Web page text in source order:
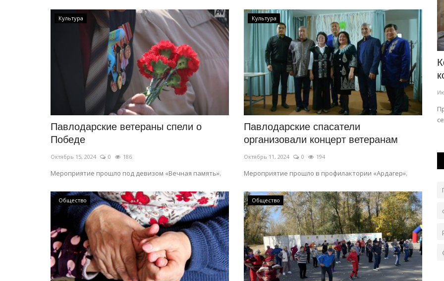
Культура
Павлодарские ветераны спели о
Победе
Октябрь 15, 2024 0 186
Мероприятие прошло под девизом «Вечная память».
Культура
Павлодарские спасатели
организовали концерт ветеранам
Октябрь 11, 2024 0 194
Мероприятие прошло в профилактории «Ардагер».
Общество Общество
В Павлодаре определили сильнейших
спортсменов среди работников...
Май 22, 2026 0 326
Спортивное мероприятие объединило
агентств...
Дождливо будет в Павлодарской
области 4 августа
Авг 4, 2026 0
Скорость ветра 9-14 метров в секунду, днём на западе,